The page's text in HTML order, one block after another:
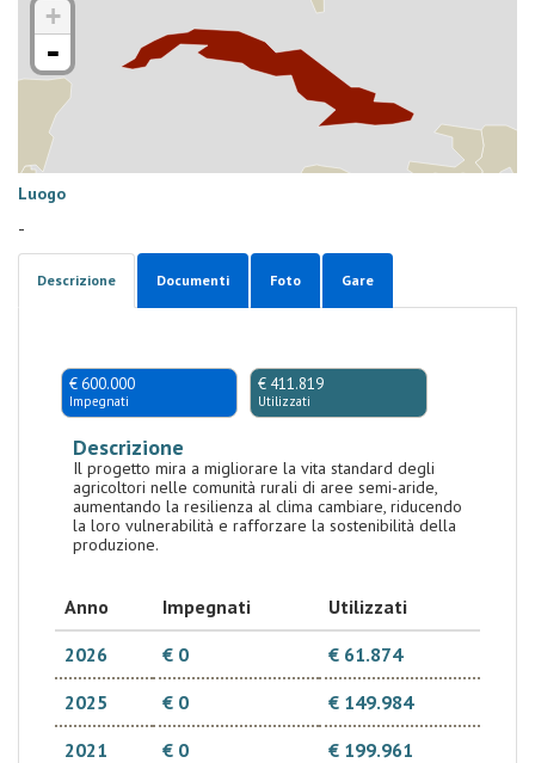
+
-
Luogo
-
Descrizione Documenti Foto Gare
€ 600.000
Impegnati
€ 411.819
Utilizzati
Descrizione
Il progetto mira a migliorare la vita standard degli
agricoltori nelle comunità rurali di aree semi-aride,
aumentando la resilienza al clima cambiare, riducendo
la loro vulnerabilità e rafforzare la sostenibilità della
produzione.
Anno Impegnati
Utilizzati
2026
€ 0
€ 61.874
2025
€ 0
€ 149.984
2021
€ 0
€ 199.961